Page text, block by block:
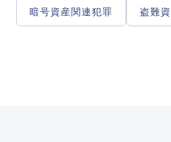
暗号資産関連犯罪 盗難